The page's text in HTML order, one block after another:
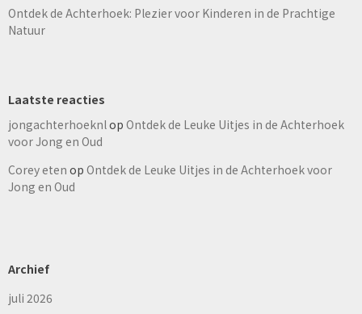
Ontdek de Achterhoek: Plezier voor Kinderen in de Prachtige
Natuur
Laatste reacties
jongachterhoeknlop Ontdek de Leuke Uitjes in de Achterhoek
voor Jong en Oud
Corey eten op Ontdek de Leuke Uitjes in de Achterhoek voor
Jong en Oud
Archief
juli 2026